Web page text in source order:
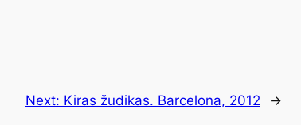
Next: Kiras žudikas. Barcelona, 2012 →